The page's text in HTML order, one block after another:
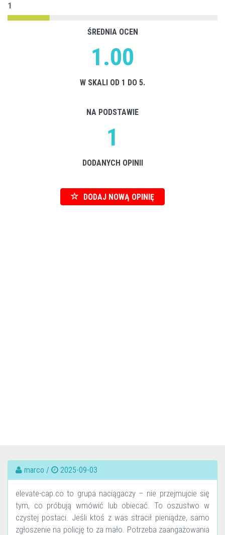
1
ŚREDNIA OCEN
1.00
W SKALI OD 1 DO 5.
NA PODSTAWIE
1
DODANYCH OPINII
DODAJ NOWĄ OPINIĘ
marco / 2025-09-03
elevate-cap.co to grupa naciągaczy – nie przejmujcie się
tym, co próbują wmówić lub obiecać. To oszustwo w
czystej postaci. Jeśli ktoś z was stracił pieniądze, samo
zgłoszenie na policję to za mało. Potrzeba zaangażowania